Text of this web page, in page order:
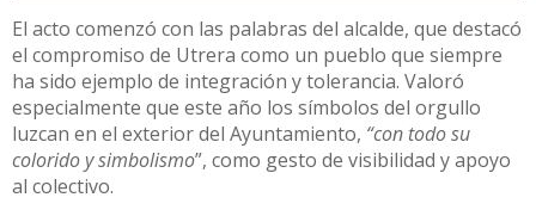
El acto comenzó con las palabras del alcalde, que destacó
el compromiso de Utrera como un pueblo que siempre
ha sido ejemplo de integración y tolerancia. Valoró
especialmente que este año los símbolos del orgullo
luzcan en el exterior del Ayuntamiento, “con todo su
colorido y simbolismo”, como gesto de visibilidad y apoyo
al colectivo.